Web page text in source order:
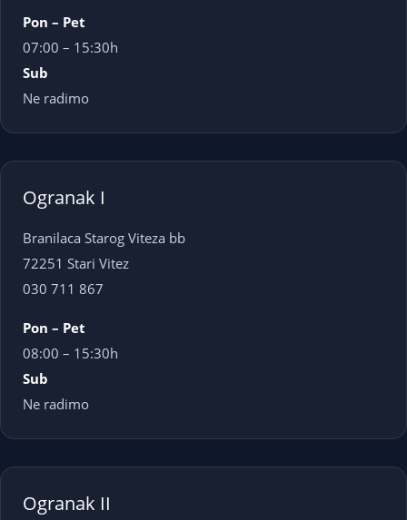
Pon – Pet
07:00 – 15:30h
Sub
Ne radimo
Ogranak I
Branilaca Starog Viteza bb
72251 Stari Vitez
030 711 867
Pon – Pet
08:00 – 15:30h
Sub
Ne radimo
Ogranak II